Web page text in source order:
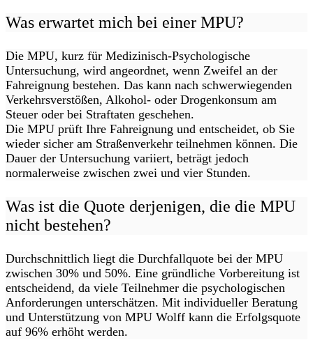
Was erwartet mich bei einer MPU?
Die MPU, kurz für Medizinisch-Psychologische
Untersuchung, wird angeordnet, wenn Zweifel an der
Fahreignung bestehen. Das kann nach schwerwiegenden
Verkehrsverstößen, Alkohol- oder Drogenkonsum am
Steuer oder bei Straftaten geschehen.
Die MPU prüft Ihre Fahreignung und entscheidet, ob Sie
wieder sicher am Straßenverkehr teilnehmen können. Die
Dauer der Untersuchung variiert, beträgt jedoch
normalerweise zwischen zwei und vier Stunden.
Was ist die Quote derjenigen, die die MPU
nicht bestehen?
Durchschnittlich liegt die Durchfallquote bei der MPU
zwischen 30% und 50%. Eine gründliche Vorbereitung ist
entscheidend, da viele Teilnehmer die psychologischen
Anforderungen unterschätzen. Mit individueller Beratung
und Unterstützung von MPU Wolff kann die Erfolgsquote
auf 96% erhöht werden.